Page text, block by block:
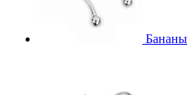
Бананы